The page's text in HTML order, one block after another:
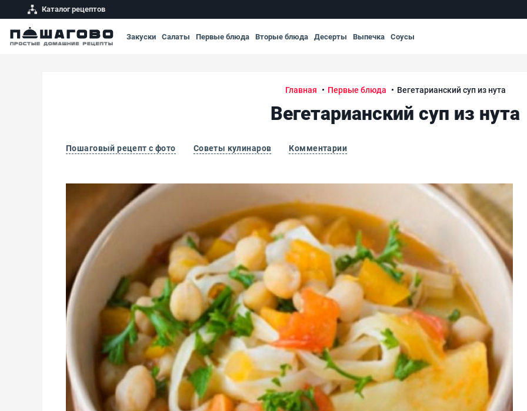
Каталог рецептов
Закуски Салаты Первые блюда Вторые блюда Десерты Выпечка Соусы
Главная Первые блюда Вегетарианский суп из нута
Вегетарианский суп из нута
Пошаговый рецепт с фото Советы кулинаров Комментарии
Вегетарианский суп из нута